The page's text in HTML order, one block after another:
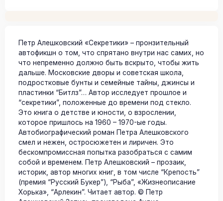
Петр Алешковский «Секретики» – пронзительный
автофикшн о том, что спрятано внутри нас самих, но
что непременно должно быть вскрыто, чтобы жить
дальше. Московские дворы и советская школа,
подростковые бунты и семейные тайны, джинсы и
пластинки “Битлз”… Автор исследует прошлое и
“секретики”, положенные до времени под стекло.
Это книга о детстве и юности, о взрослении,
которое пришлось на 1960 – 1970-ые годы.
Автобиографический роман Петра Алешковского
смел и нежен, остросюжетен и лиричен. Это
бескомпромиссная попытка разобраться с самим
собой и временем. Петр Алешковский – прозаик,
историк, автор многих книг, в том числе “Крепость”
(премия “Русский Букер”), “Рыба”, «Жизнеописание
Хорька», “Арлекин”. Читает автор. © Петр